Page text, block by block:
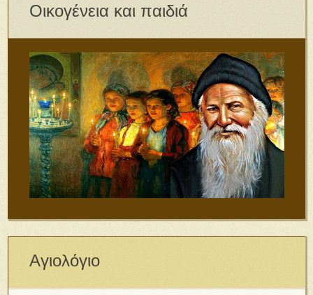
Οικογένεια και παιδιά
Αγιολόγιο